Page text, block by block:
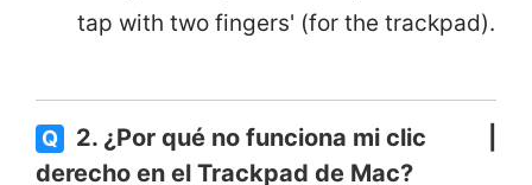
tap with two fingers' (for the trackpad).
Q
2. ¿Por qué no funciona mi clic
derecho en el Trackpad de Mac?